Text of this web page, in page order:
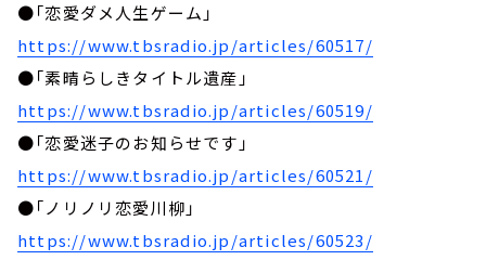
●「恋愛ダメ人生ゲーム」
https://www.tbsradio.jp/articles/60517/
●「素晴らしきタイトル遺産」
https://www.tbsradio.jp/articles/60519/
●「恋愛迷子のお知らせです」
https://www.tbsradio.jp/articles/60521/
●「ノリノリ恋愛川柳」
https://www.tbsradio.jp/articles/60523/